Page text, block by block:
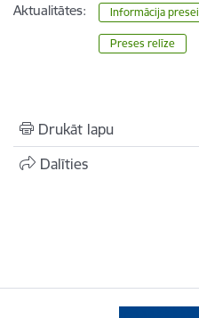
Aktualitātes: Informācija presei
Preses relīze
Drukāt lapu
Dalīties